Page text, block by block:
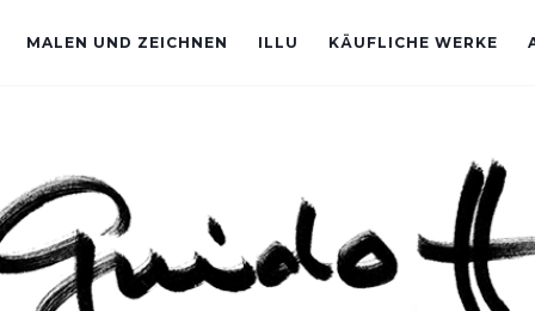
MALEN UND ZEICHNEN ILLU KÄUFLICHE WERKE